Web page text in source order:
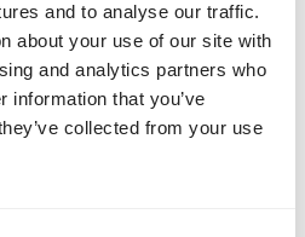
and to analyse our traffic.
about your use of our site with
and analytics partners who
information that you’ve
collected from your use